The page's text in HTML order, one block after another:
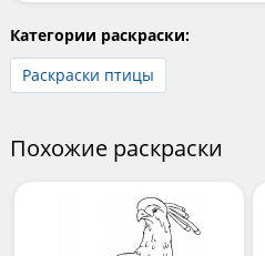
Категории раскраски:
Раскраски птицы
Похожие раскраски